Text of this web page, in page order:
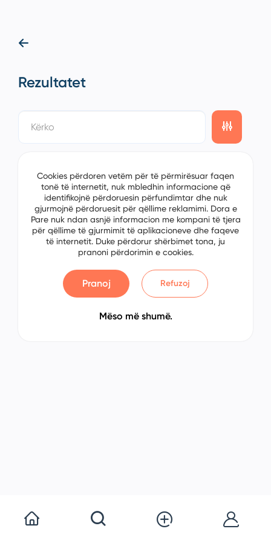
Rezultatet
Cookies përdoren vetëm për të përmirësuar faqen
tonë të internetit, nuk mbledhin informacione që
identifikojnë përdoruesin përfundimtar dhe nuk
gjurmojnë përdoruesit për qëllime reklamimi. Dora e
Pare nuk ndan asnjë informacion me kompani të tjera
për qëllime të gjurmimit të aplikacioneve dhe faqeve
të internetit. Duke përdorur shërbimet tona, ju
pranoni përdorimin e cookies.
Pranoj Refuzoj
Mëso më shumë.